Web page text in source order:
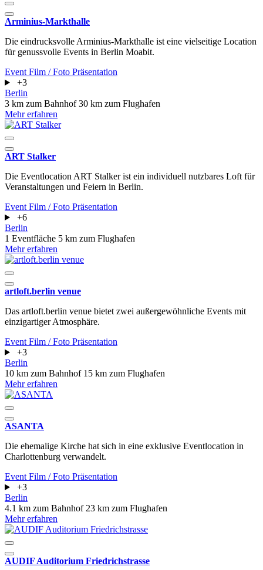
Arminius-Markthalle
Die eindrucksvolle Arminius-Markthalle ist eine vielseitige Location
für genussvolle Events in Berlin Moabit.
Event Film / Foto Präsentation
+3
Berlin
3 km zum Bahnhof30 km zum Flughafen
Mehr erfahren
ART Stalker
Die Eventlocation ART Stalker ist ein individuell nutzbares Loft für
Veranstaltungen und Feiern in Berlin.
Event Film / Foto Präsentation
+6
Berlin
1 Eventfläche 5 km zum Flughafen
Mehr erfahren
artloft.berlin venue
Das artloft.berlin venue bietet zwei außergewöhnliche Events mit
einzigartiger Atmosphäre.
Event Film / Foto Präsentation
+3
Berlin
10 km zum Bahnhof 15 km zum Flughafen
Mehr erfahren
ASANTA
Die ehemalige Kirche hat sich in eine exklusive Eventlocation in
Charlottenburg verwandelt.
Event Film / Foto Präsentation
+3
Berlin
4.1 km zum Bahnhof 23 km zum Flughafen
Mehr erfahren
AUDIF Auditorium Friedrichstrasse